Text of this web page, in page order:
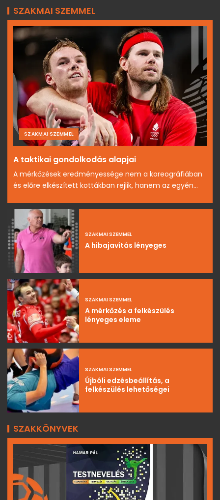
SZAKMAI SZEMMEL
SZAKMAI SZEMMEL
A taktikai gondolkodás alapjai
A mérkőzések eredményessége nem a koreográfiában
és előre elkészített kottákban rejlik, hanem az egyén...
SZAKMAI SZEMMEL
A hibajavítás lényeges
SZAKMAI SZEMMEL
A mérkőzés a felkészülés
lényeges eleme
SZAKMAI SZEMMEL
Újbóli edzésbeállítás, a
felkészülés lehetőségei
SZAKKÖNYVEK